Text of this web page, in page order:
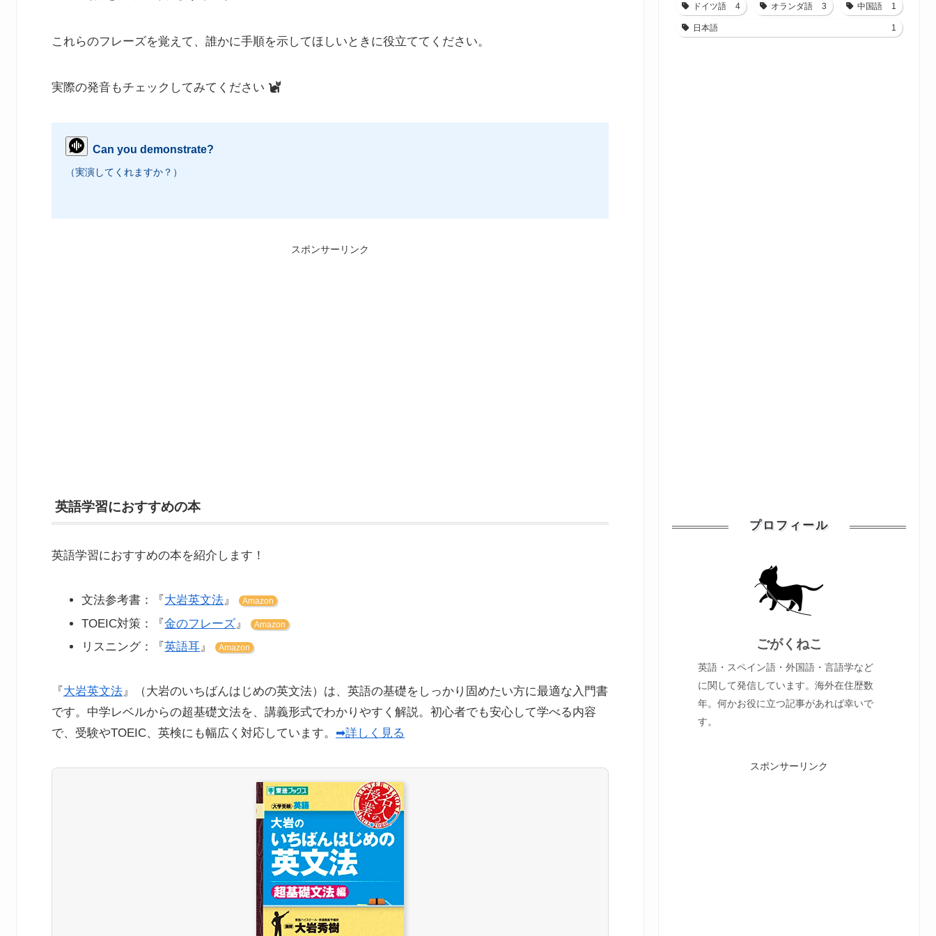
これらのフレーズを覚えて、誰かに手順を示してほしいときに役立ててください。
実際の発音もチェックしてみてください
Can you demonstrate?
（実演してくれますか？）
スポンサーリンク
英語学習におすすめの本
英語学習におすすめの本を紹介します！
文法参考書：『 大岩英文法』 Amazon
TOEIC対策：『金のフレーズ 』 Amazon
リスニング：『英語耳』 Amazon
『 大岩英文法』（大岩のいちばんはじめの英文法）は、英語の基礎をしっかり固めたい方に最適な入門書
です。中学レベルからの超基礎文法を、講義形式でわかりやすく解説。初心者でも安心して学べる内容
で、受験やTOEIC、英検にも幅広く対応しています。 ➡詳しく見る
ドイツ語 4 オランダ語 3 中国語 1
日本語 1
プロフィール
ごがくねこ
英語・スペイン語・外国語・言語学など
に関して発信しています。海外在住歴数
年。何かお役に立つ記事があれば幸いで
す。
スポンサーリンク